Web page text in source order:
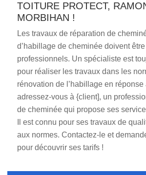
TOITURE PROTECT,
MORBIHAN !
Les travaux de réparation de
d’habillage de cheminée doivent
professionnels. Un spécialiste est
pour réaliser les travaux dans les
rénovation de l’habillage en réponse
adressez-vous à {client], un
de cheminée qui propose ses
Il est connu pour ses travaux de
aux normes. Contactez-le et
pour découvrir ses tarifs !